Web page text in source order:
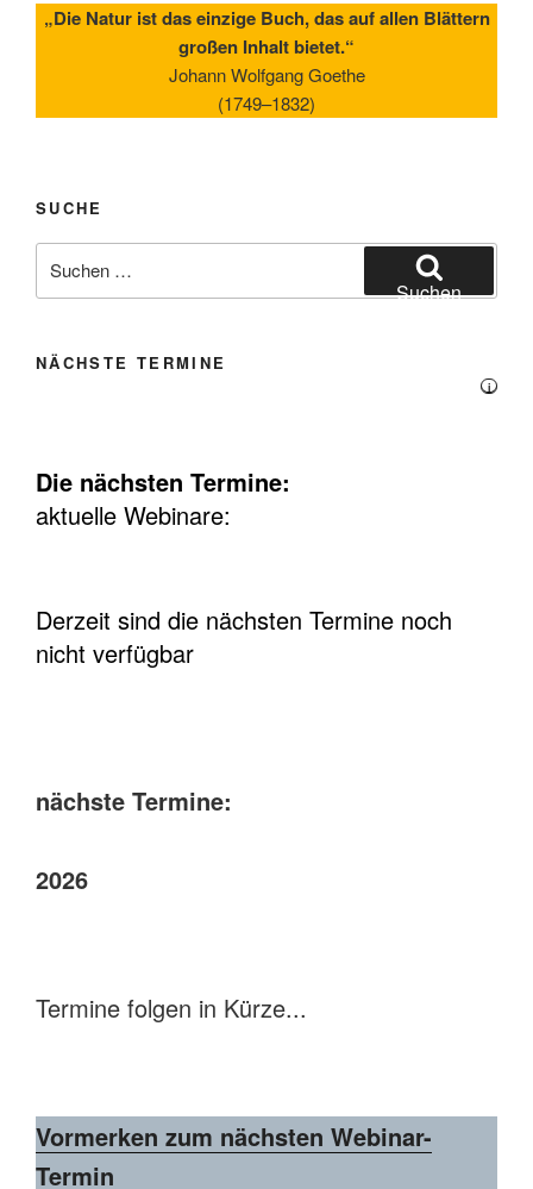
„Die Natur ist das einzige Buch, das auf allen Blättern
großen Inhalt bietet.“
Johann Wolfgang Goethe
(1749–1832)
SUCHE
nach:
Suchen
NÄCHSTE TERMINE
i
Die nächsten Termine:
aktuelle Webinare:
Derzeit sind die nächsten Termine noch
nicht verfügbar
nächste Termine:
2026
Termine folgen in Kürze...
Vormerken zum nächsten Webinar-
Termin